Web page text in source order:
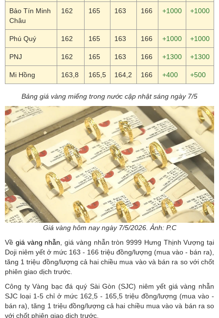
Bảo Tín Minh
Châu
162 165 163 166 +1000 +1000
Phú Quý 162 165 163 166 +1000 +1000
PNJ 162 165 163 166 +1300 +1300
Mi Hồng 163,8 165,5 164,2 166 +400 +500
Bảng giá vàng miếng trong nước cập nhật sáng ngày 7/5
Giá vàng hôm nay ngày 7/5/2026. Ảnh: P.C
Về giá vàng nhẫn , giá vàng nhẫn tròn 9999 Hưng Thịnh Vượng tại
Doji niêm yết ở mức 163 - 166 triệu đồng/lượng (mua vào - bán ra),
tăng 1 triệu đồng/lượng cả hai chiều mua vào và bán ra so với chốt
phiên giao dịch trước.
Công ty Vàng bạc đá quý Sài Gòn (SJC) niêm yết giá vàng nhẫn
SJC loại 1-5 chỉ ở mức 162,5 - 165,5 triệu đồng/lượng (mua vào -
bán ra), tăng 1 triệu đồng/lượng cả hai chiều mua vào và bán ra so
với chốt phiên giao dịch trước.